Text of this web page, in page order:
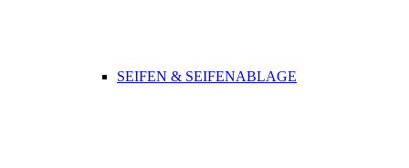
SEIFEN & SEIFENABLAGE